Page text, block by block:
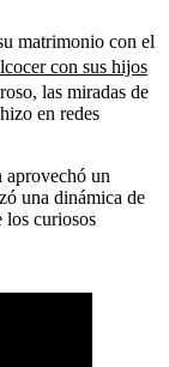
matrimonio con el
con sus hijos
las miradas de
en redes
aprovechó un
una dinámica de
los curiosos